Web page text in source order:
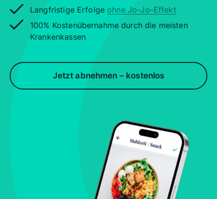
Langfristige Erfolge ohne Jo-Jo-Effekt
100% Kostenübernahme durch die meisten
Krankenkassen
Jetzt abnehmen – kostenlos